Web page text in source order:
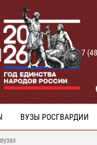
+ 7
ВУЗЫ РОСГВАРДИИ